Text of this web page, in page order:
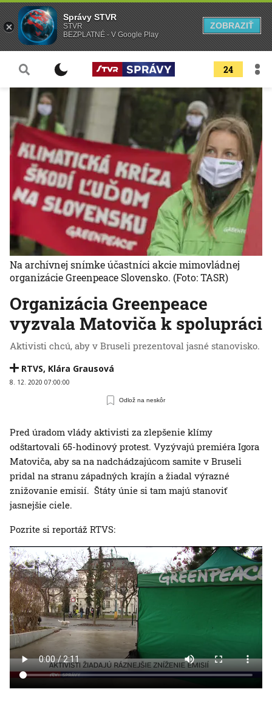
24
Organizácia Greenpeace
vyzvala Matoviča k spolupráci
Aktivisti chcú, aby v Bruseli prezentoval jasné stanovisko.
RTVS, Klára Grausová
8. 12. 2020 07:00:00
Odlož na neskôr
Na archívnej snímke účastníci akcie mimovládnej
organizácie Greenpeace Slovensko. (Foto: TASR)
Pred úradom vlády aktivisti za zlepšenie klímy
odštartovali 65-hodinový protest. Vyzývajú premiéra Igora
Matoviča, aby sa na nadchádzajúcom samite v Bruseli
pridal na stranu západných krajín a žiadal výrazné
znižovanie emisií. Štáty únie si tam majú stanoviť
jasnejšie ciele.
Pozrite si reportáž RTVS:
Správy STVR
STVR
BEZPLATNÉ - V Google Play
ZOBRAZIŤ